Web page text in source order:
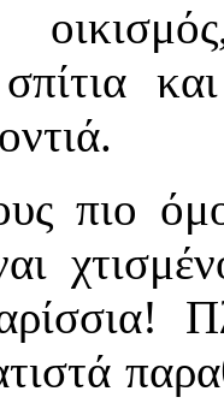
σπίτια
πιο